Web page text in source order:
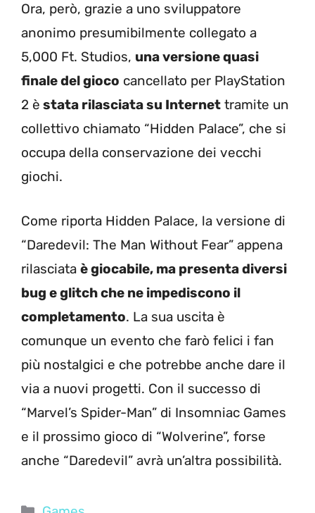
Ora, però, grazie a uno sviluppatore
anonimo presumibilmente collegato a
5,000 Ft. Studios, una versione quasi
finale del gioco cancellato per PlayStation
2 è stata rilasciata su Internet tramite un
collettivo chiamato “Hidden Palace”, che si
occupa della conservazione dei vecchi
giochi.
Come riporta Hidden Palace, la versione di
“Daredevil: The Man Without Fear” appena
rilasciata è giocabile, ma presenta diversi
bug e glitch che ne impediscono il
completamento. La sua uscita è
comunque un evento che farò felici i fan
più nostalgici e che potrebbe anche dare il
via a nuovi progetti. Con il successo di
“Marvel’s Spider-Man” di Insomniac Games
e il prossimo gioco di “Wolverine”, forse
anche “Daredevil” avrà un’altra possibilità.
Categorie